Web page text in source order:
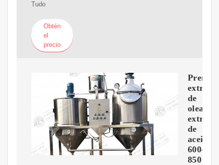
Tudo
Obtén
el
precio
Prensa
de
de
aceites
600-
850